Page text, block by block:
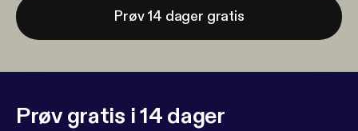
Prøv 14 dager gratis
Prøv gratis i 14 dager